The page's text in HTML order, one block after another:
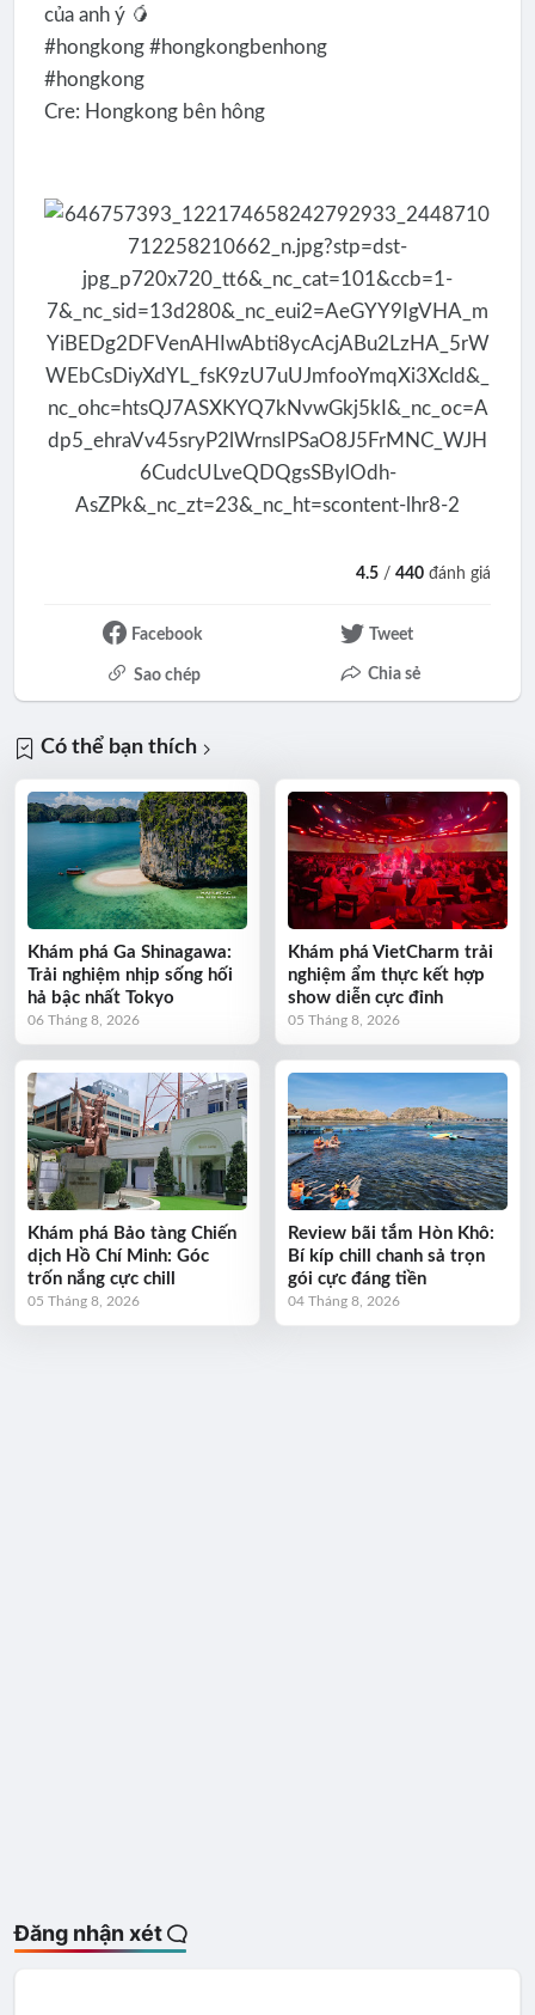
của anh ý 🥭
#hongkong #hongkongbenhong
#hongkong
Cre: Hongkong bên hông
4.5 /440 đánh giá
Facebook Tweet
Sao chép Chia sẻ
Có thể bạn thích
Khám phá Ga Shinagawa:
Trải nghiệm nhịp sống hối
hả bậc nhất Tokyo
06 Tháng 8, 2026
Khám phá VietCharm trải
nghiệm ẩm thực kết hợp
show diễn cực đỉnh
05 Tháng 8, 2026
Khám phá Bảo tàng Chiến
dịch Hồ Chí Minh: Góc
trốn nắng cực chill
05 Tháng 8, 2026
Review bãi tắm Hòn Khô:
Bí kíp chill chanh sả trọn
gói cực đáng tiền
04 Tháng 8, 2026
Đăng nhận xét